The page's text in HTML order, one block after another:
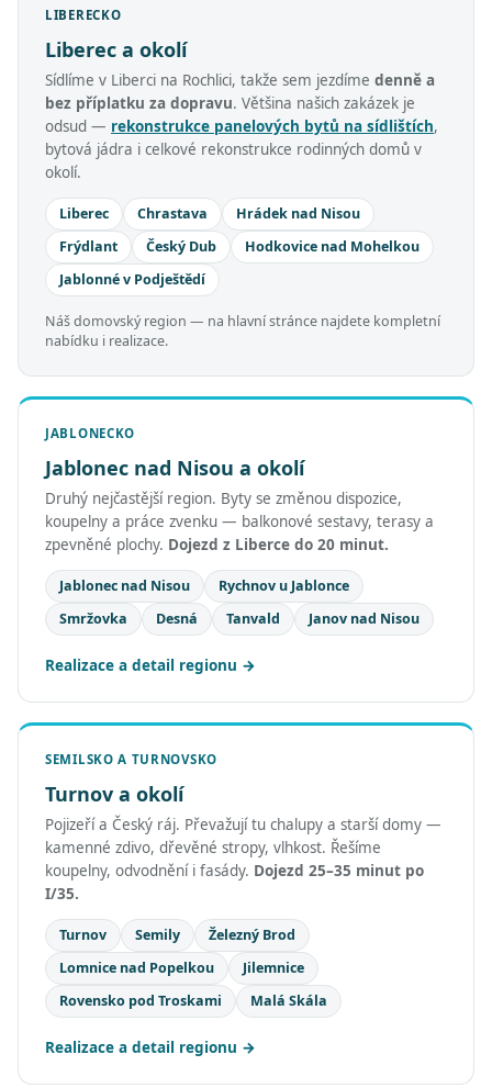
LIBERECKO
Liberec a okolí
Sídlíme v Liberci na Rochlici, takže sem jezdíme denně a
bez příplatku za dopravu. Většina našich zakázek je
odsud — rekonstrukce panelových bytů na sídlištích,
bytová jádra i celkové rekonstrukce rodinných domů v
okolí.
Liberec Chrastava
Hrádek nad Nisou
Frýdlant
Český Dub
Hodkovice nad Mohelkou
Jablonné v Podještědí
Náš domovský region — na hlavní stránce najdete kompletní
nabídku i realizace.
JABLONECKO
Jablonec nad Nisou a okolí
Druhý nejčastější region. Byty se změnou dispozice,
koupelny a práce zvenku — balkonové sestavy, terasy a
zpevněné plochy. Dojezd z Liberce do 20 minut.
Jablonec nad Nisou
Rychnov u Jablonce
Smržovka
Desná Tanvald Janov nad Nisou
Realizace a detail regionu
SEMILSKO A TURNOVSKO
Turnov a okolí
Pojizeří a Český ráj. Převažují tu chalupy a starší domy —
kamenné zdivo, dřevěné stropy, vlhkost. Řešíme
koupelny, odvodnění i fasády. Dojezd 25–35 minut po
I/35.
Turnov Semily
Železný Brod
Lomnice nad Popelkou
Jilemnice
Rovensko pod Troskami
Malá Skála
Realizace a detail regionu